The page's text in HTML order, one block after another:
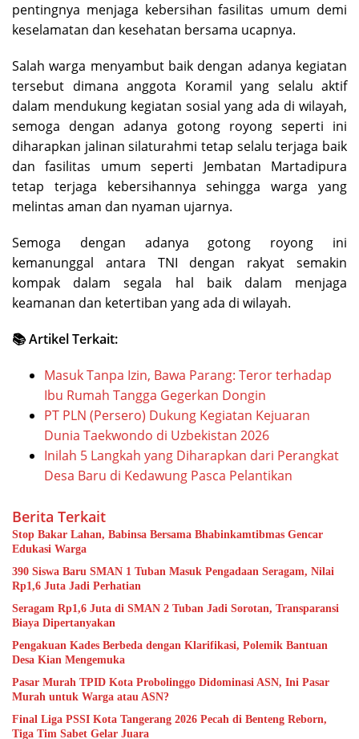
pentingnya menjaga kebersihan fasilitas umum demi
keselamatan dan kesehatan bersama ucapnya.
Salah warga menyambut baik dengan adanya kegiatan
tersebut dimana anggota Koramil yang selalu aktif
dalam mendukung kegiatan sosial yang ada di wilayah,
semoga dengan adanya gotong royong seperti ini
diharapkan jalinan silaturahmi tetap selalu terjaga baik
dan fasilitas umum seperti Jembatan Martadipura
tetap terjaga kebersihannya sehingga warga yang
melintas aman dan nyaman ujarnya.
Semoga dengan adanya gotong royong ini
kemanunggal antara TNI dengan rakyat semakin
kompak dalam segala hal baik dalam menjaga
keamanan dan ketertiban yang ada di wilayah.
📚 Artikel Terkait:
Masuk Tanpa Izin, Bawa Parang: Teror terhadap
Ibu Rumah Tangga Gegerkan Dongin
PT PLN (Persero) Dukung Kegiatan Kejuaran
Dunia Taekwondo di Uzbekistan 2026
Inilah 5 Langkah yang Diharapkan dari Perangkat
Desa Baru di Kedawung Pasca Pelantikan
Berita Terkait
Stop Bakar Lahan, Babinsa Bersama Bhabinkamtibmas Gencar
Edukasi Warga
390 Siswa Baru SMAN 1 Tuban Masuk Pengadaan Seragam, Nilai
Rp1,6 Juta Jadi Perhatian
Seragam Rp1,6 Juta di SMAN 2 Tuban Jadi Sorotan, Transparansi
Biaya Dipertanyakan
Pengakuan Kades Berbeda dengan Klarifikasi, Polemik Bantuan
Desa Kian Mengemuka
Pasar Murah TPID Kota Probolinggo Didominasi ASN, Ini Pasar
Murah untuk Warga atau ASN?
Final Liga PSSI Kota Tangerang 2026 Pecah di Benteng Reborn,
Tiga Tim Sabet Gelar Juara